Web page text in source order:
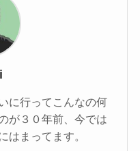
に行ってこんなの何
が３０年前、今では
はまってます。